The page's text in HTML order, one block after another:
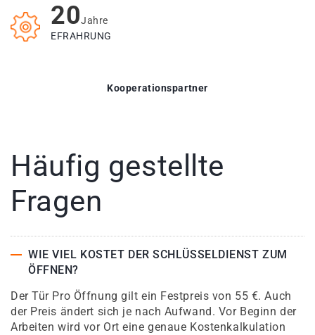
20Jahre
EFRAHRUNG
Kooperationspartner
Häufig gestellte
Fragen
WIE VIEL KOSTET DER SCHLÜSSELDIENST ZUM
ÖFFNEN?
Der Tür Pro Öffnung gilt ein Festpreis von 55 €. Auch
der Preis ändert sich je nach Aufwand. Vor Beginn der
Arbeiten wird vor Ort eine genaue Kostenkalkulation